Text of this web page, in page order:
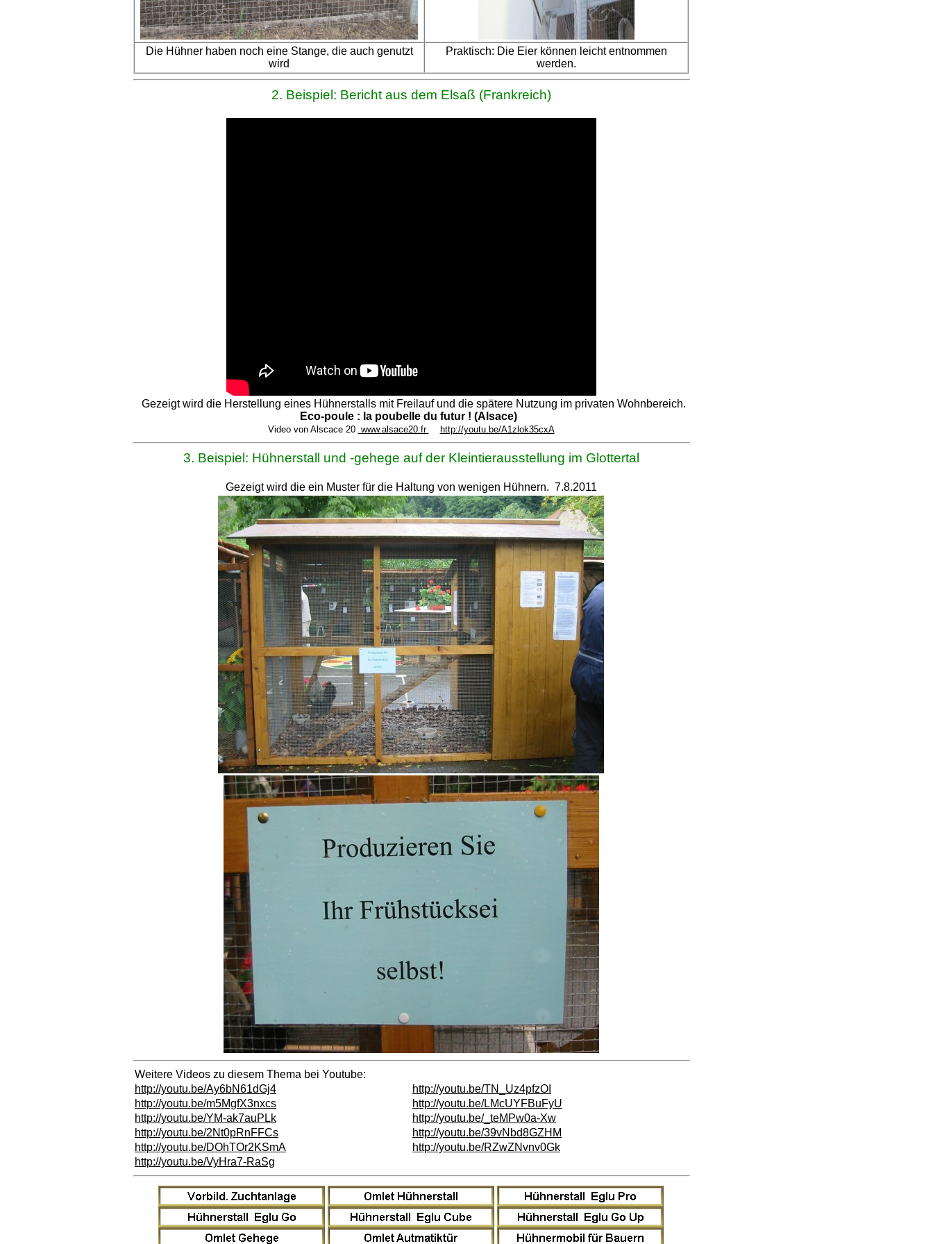
Die Hühner haben noch eine Stange, die auch genutzt
wird
Praktisch: Die Eier können leicht entnommen
werden.
2. Beispiel: Bericht aus dem Elsaß (Frankreich)
Gezeigt wird die Herstellung eines Hühnerstalls mit Freilauf und die spätere Nutzung im privaten Wohnbereich.
Eco-poule : la poubelle du futur ! (Alsace)
Video von Alscace 20 www.alsace20.fr http://youtu.be/A1zlok35cxA
3. Beispiel: Hühnerstall und -gehege auf der Kleintierausstellung im Glottertal
Gezeigt wird die ein Muster für die Haltung von wenigen Hühnern. 7.8.2011
Weitere Videos zu diesem Thema bei Youtube:
http://youtu.be/Ay6bN61dGj4
http://youtu.be/TN_Uz4pfzOI
http://youtu.be/m5MgfX3nxcs
http://youtu.be/LMcUYFBuFyU
http://youtu.be/YM-ak7auPLk
http://youtu.be/_teMPw0a-Xw
http://youtu.be/2Nt0pRnFFCs
http://youtu.be/39vNbd8GZHM
http://youtu.be/DOhTOr2KSmA
http://youtu.be/RZwZNvnv0Gk
http://youtu.be/VyHra7-RaSg